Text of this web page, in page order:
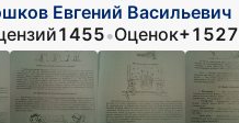
Евгений Васильевич
1455•Оценок+1527